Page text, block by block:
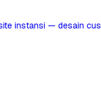
instansi — desain